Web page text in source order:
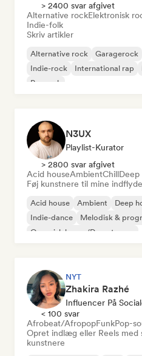
> 2400 svar afgivet
Alternative rockElektronisk
Indie-folk
Skriv artikler
Alternative rock Garagerock
Indie-rock
International rap
Poprock
N3UX
Playlist-Kurator
> 2800 svar afgivet
Acid houseAmbientChillDeep
Føj kunstnere til mine
Acid house Ambient Deep
Indie-dance
Melodisk &
Organisk house/Downtempo
NYT
Zhakira Razhé
Influencer På
< 100 svar
Afrobeat/AfropopFunkPop-
Opret indlæg eller Reels med
kunstnere